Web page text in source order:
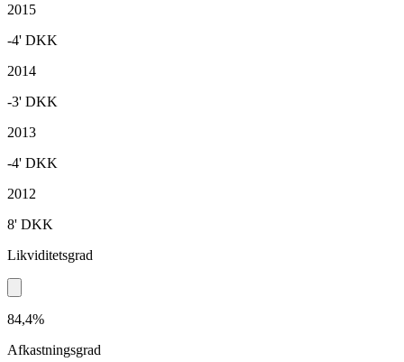
2015
-4' DKK
2014
-3' DKK
2013
-4' DKK
2012
8' DKK
Likviditetsgrad
84,4%
Afkastningsgrad